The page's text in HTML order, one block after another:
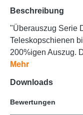
Beschreibung
"Überauszug Serie
Teleskopschienen
200%igen Auszug.
Mehr
Downloads
Bewertungen